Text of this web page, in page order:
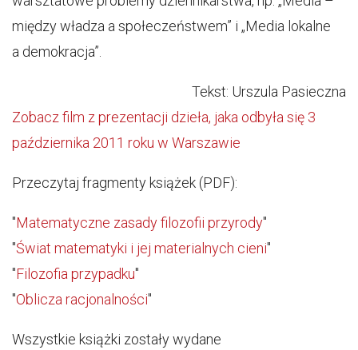
między władza a społeczeństwem” i „Media lokalne
a demokracja”.
Tekst: Urszula Pasieczna
Zobacz film z prezentacji dzieła, jaka odbyła się 3
października 2011 roku w Warszawie
Przeczytaj fragmenty książek (PDF):
"Matematyczne zasady filozofii przyrody"
"Świat matematyki i jej materialnych cieni"
"Filozofia przypadku"
"Oblicza racjonalności"
Wszystkie książki zostały wydane